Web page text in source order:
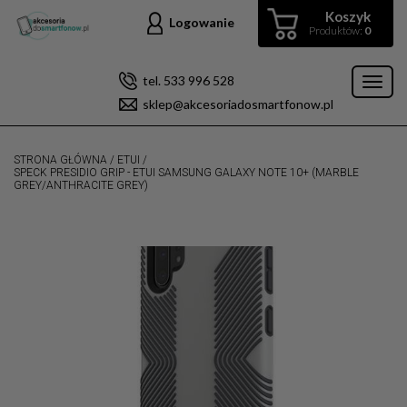
Koszyk
Produktów: 0
Logowanie
tel. 533 996 528
sklep@akcesoriadosmartfonow.pl
STRONA GŁÓWNA / ETUI /
SPECK PRESIDIO GRIP - ETUI SAMSUNG GALAXY NOTE 10+ (MARBLE
GREY/ANTHRACITE GREY)